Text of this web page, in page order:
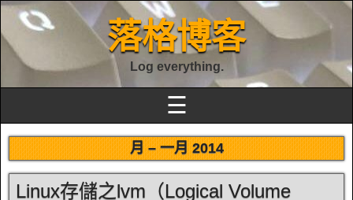
落格博客
Log everything.
☰
月 –一月 2014
Linux存儲之lvm（Logical Volume